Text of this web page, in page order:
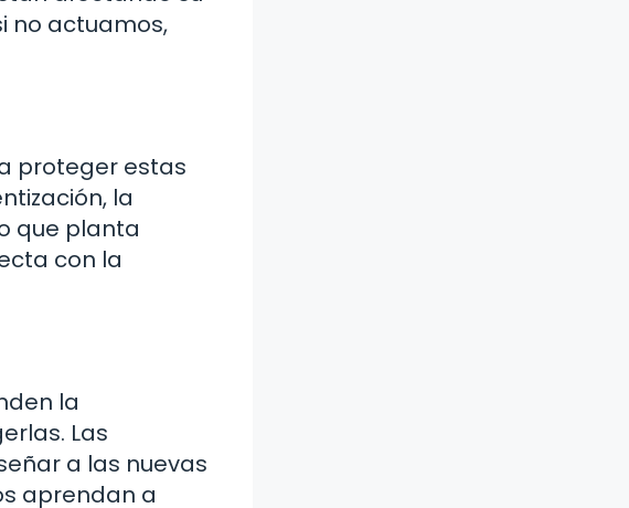
no actuamos,
proteger estas
la
que planta
con la
la
Las
a las nuevas
aprendan a